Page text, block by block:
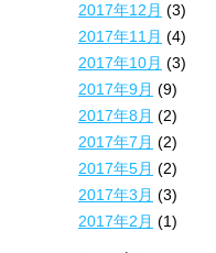
2017年12月 (3)
2017年11月 (4)
2017年10月 (3)
2017年9月 (9)
2017年8月 (2)
2017年7月 (2)
2017年5月 (2)
2017年3月 (3)
2017年2月 (1)